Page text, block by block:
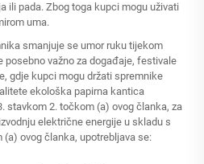
ili pada. Zbog toga kupci mogu uživati
uma.
smanjuje se umor ruku tijekom
posebno važno za događaje, festivale
gdje kupci mogu držati spremnike
ekološka papirna kantica
stavkom 2. točkom (a) ovog članka, za
električne energije u skladu s
ovog članka, upotrebljava se: